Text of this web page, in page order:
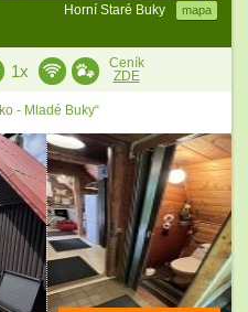
Horní Staré Buky mapa
1x
Ceník
ZDE
- Mladé Buky“